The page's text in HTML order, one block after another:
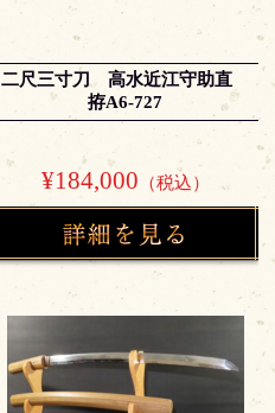
二尺三寸刀 高水近江守助直
拵A6-727
¥184,000 （税込）